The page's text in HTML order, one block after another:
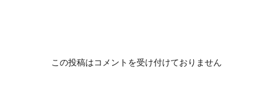
この投稿はコメントを受け付けておりません